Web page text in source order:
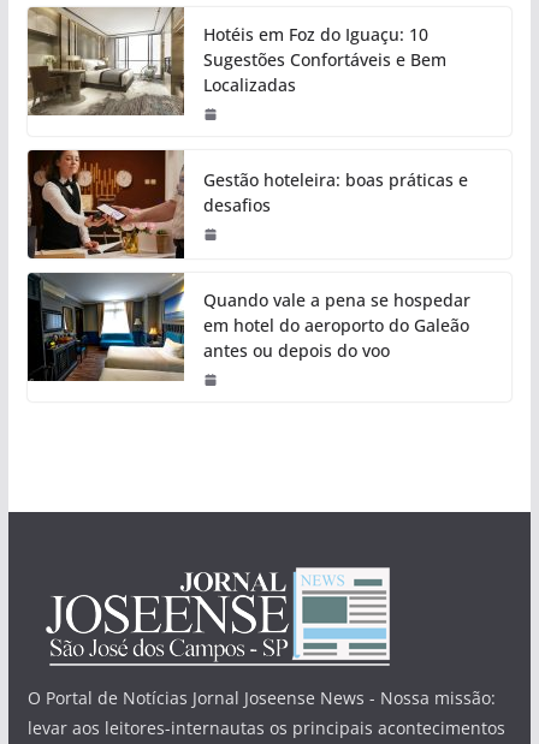
Hotéis em Foz do Iguaçu: 10
Sugestões Confortáveis e Bem
Localizadas
Gestão hoteleira: boas práticas e
desafios
Quando vale a pena se hospedar
em hotel do aeroporto do Galeão
antes ou depois do voo
O Portal de Notícias Jornal Joseense News - Nossa missão:
levar aos leitores-internautas os principais acontecimentos